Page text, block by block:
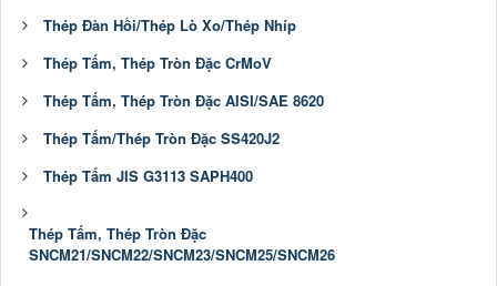
Thép Đàn Hồi/Thép Lò Xo/Thép Nhíp
Thép Tấm, Thép Tròn Đặc CrMoV
Thép Tấm, Thép Tròn Đặc AISI/SAE 8620
Thép Tấm/Thép Tròn Đặc SS420J2
Thép Tấm JIS G3113 SAPH400
Thép Tấm, Thép Tròn Đặc
SNCM21/SNCM22/SNCM23/SNCM25/SNCM26